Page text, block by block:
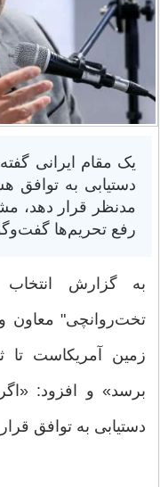
یک مقام ایرانی
دستیابی به توافق
مدنظر قرار دهد،
رفع تحریم‌ها
به گزارش
تخت‌روانچی" معاون
زمین آمریکاست تا
برسد» و افزود:
دستیابی به توافق